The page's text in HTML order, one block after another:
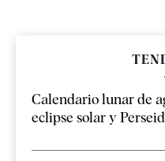
Calendario lunar de
eclipse solar y